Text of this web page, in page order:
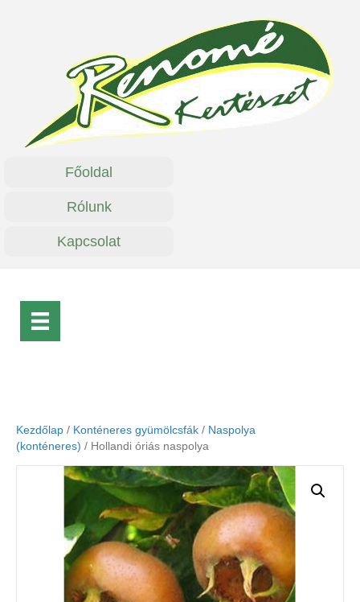
Főoldal
Rólunk
Kapcsolat
Kezdőlap / Konténeres gyümölcsfák / Naspolya
(konténeres) / Hollandi óriás naspolya